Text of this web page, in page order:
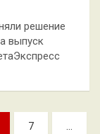
решение
выпуск
7 …